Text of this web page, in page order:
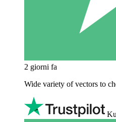
2 giorni fa
Wide variety of vectors to